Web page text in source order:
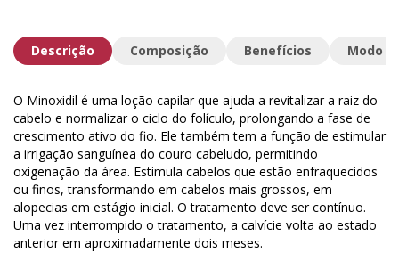
Descrição Composição Benefícios Modo
O Minoxidil é uma loção capilar que ajuda a revitalizar a raiz do
cabelo e normalizar o ciclo do folículo, prolongando a fase de
crescimento ativo do fio. Ele também tem a função de estimular
a irrigação sanguínea do couro cabeludo, permitindo
oxigenação da área. Estimula cabelos que estão enfraquecidos
ou finos, transformando em cabelos mais grossos, em
alopecias em estágio inicial. O tratamento deve ser contínuo.
Uma vez interrompido o tratamento, a calvície volta ao estado
anterior em aproximadamente dois meses.